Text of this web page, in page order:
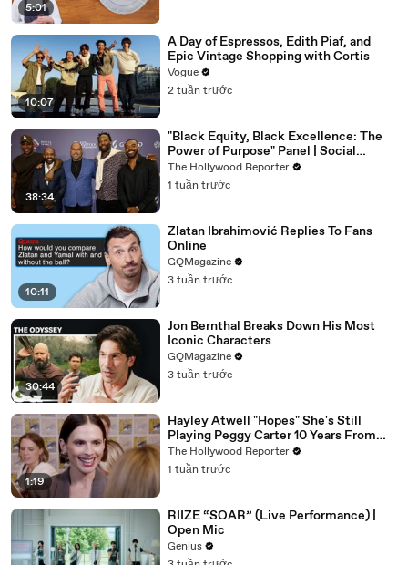
5:01
10:07
A Day of Espressos, Edith Piaf, and
Epic Vintage Shopping with Cortis
Vogue
2 tuần trước
38:34
"Black Equity, Black Excellence: The
Power of Purpose" Panel | Social
Impact Summit
The Hollywood Reporter
1 tuần trước
10:11
Zlatan Ibrahimović Replies To Fans
Online
GQMagazine
3 tuần trước
30:44
Jon Bernthal Breaks Down His Most
Iconic Characters
GQMagazine
3 tuần trước
1:19
Hayley Atwell "Hopes" She's Still
Playing Peggy Carter 10 Years From
Now | SDCC 2026
The Hollywood Reporter
1 tuần trước
RIIZE “SOAR” (Live Performance) |
Open Mic
Genius